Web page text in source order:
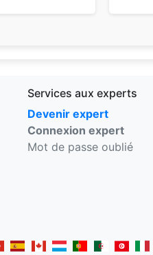
Services aux experts
Devenir expert
Connexion expert
Mot de passe oublié